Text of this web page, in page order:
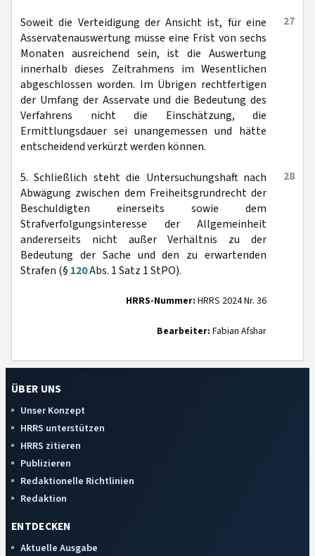
27
Soweit die Verteidigung der Ansicht ist, für eine
Asservatenauswertung müsse eine Frist von sechs
Monaten ausreichend sein, ist die Auswertung
innerhalb dieses Zeitrahmens im Wesentlichen
abgeschlossen worden. Im Übrigen rechtfertigen
der Umfang der Asservate und die Bedeutung des
Verfahrens nicht die Einschätzung, die
Ermittlungsdauer sei unangemessen und hätte
entscheidend verkürzt werden können.
28
5. Schließlich steht die Untersuchungshaft nach
Abwägung zwischen dem Freiheitsgrundrecht der
Beschuldigten einerseits sowie dem
Strafverfolgungsinteresse der Allgemeinheit
andererseits nicht außer Verhältnis zu der
Bedeutung der Sache und den zu erwartenden
Strafen (§ 120Abs. 1 Satz 1 StPO).
HRRS-Nummer: HRRS 2024 Nr. 36
Bearbeiter: Fabian Afshar
ÜBER UNS
Unser Konzept
HRRS unterstützen
HRRS zitieren
Publizieren
Redaktionelle Richtlinien
Redaktion
ENTDECKEN
Aktuelle Ausgabe